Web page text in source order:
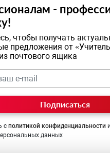
-
чтобы получать
предложения от
почтового ящика
Подписаться
с политикой конфиденциальности
данных